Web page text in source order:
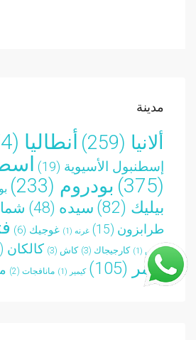
مدينة
ألانيا (259) أنطاليا (474)
إسطنبول الأسيوية (19)
(375)
بودروم (233)
بيليك (82) سيده (48)
طرابزون (15) غرنه (1) غوجيك (6)
قبرص (1) كارجيجاك (3) كاش (3) كالكان (24)
كيمر (105) كيمير (1) مانافجات (2)